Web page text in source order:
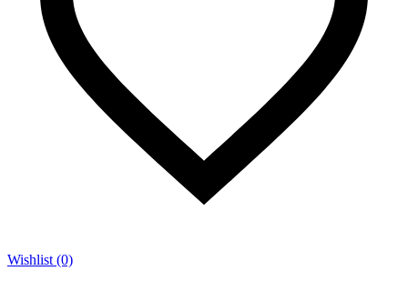
Wishlist (0)